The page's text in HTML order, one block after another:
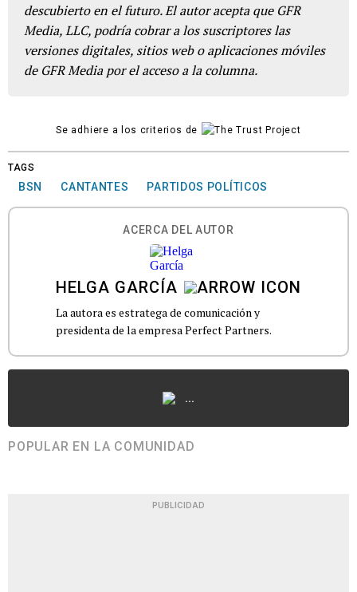
descubierto en el futuro. El autor acepta que GFR
Media, LLC, podría cobrar a los suscriptores las
versiones digitales, sitios web o aplicaciones móviles
de GFR Media por el acceso a la columna.
Se adhiere a los criterios de
TAGS
BSN CANTANTES PARTIDOS POLÍTICOS
ACERCA DEL AUTOR
HELGA GARCÍA
La autora es estratega de comunicación y
presidenta de la empresa Perfect Partners.
...
POPULAR EN LA COMUNIDAD
PUBLICIDAD